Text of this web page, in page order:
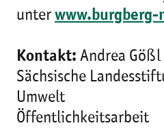
unter www.burgberg-
Kontakt: Andrea Gößl
Sächsische
Umwelt
Öffentlichkeitsarbeit